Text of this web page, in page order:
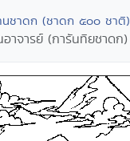
นชาดก (ชาดก ๕๐๐ ชาติ)
าจารย์ (การันทิยชาดก)